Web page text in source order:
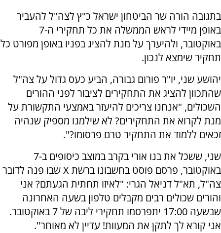
בתגובה הורה שר הביטחון ישראל כ"ץ לצה"ל להעביר
באופן מיידי לראש הממשלה את כל תחקירי ה-7
באוקטובר, ולהיערך על מנת להציג בפניו באופן מפורט כל
תחקיר שימצא לנכון.
יהושע שני, יו"ר פורום גבורה, הביע כעס גדול על צה"ל
שהתכוון להציג את התחקירים לציבור לפני ההורים
השכולים, "אנחנו צריכים להיעזר באמצעי התקשורת על
מנת לקרוא את התחקירים? לא שילמנו מספיק שנהיה
זכאים ללמוד את התחקיר טרם פרסומו?".
שני, ששכל את בנו אורי בקרב במוצב כיסופים ב-7
באוקטובר, פרסם פוסט בחשבונו ברשת X שבו פנה לדובר
צה"ל, תא"ל דניאל הגרי: "לאיזו תחתית הגעתם? אני
והורים שכולים רבים מקבלים טלפון בשעה האחרונה
שבשעה 17:00 יתפרסמו תחקירי ליבה של 7 באוקטובר.
אני קורא לך לתקן את המעוות! עדיין לא מאוחר".